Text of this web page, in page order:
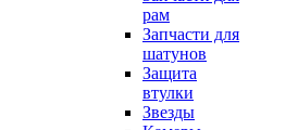
рам
Запчасти для
шатунов
Защита
втулки
Звезды